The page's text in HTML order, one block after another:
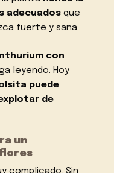
adecuados que
fuerte y sana.
con
leyendo. Hoy
puede
de
un